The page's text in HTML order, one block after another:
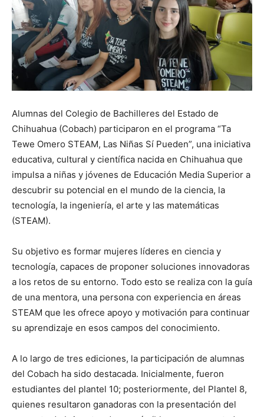
Alumnas del Colegio de Bachilleres del Estado de
Chihuahua (Cobach) participaron en el programa “Ta
Tewe Omero STEAM, Las Niñas Sí Pueden”, una iniciativa
educativa, cultural y científica nacida en Chihuahua que
impulsa a niñas y jóvenes de Educación Media Superior a
descubrir su potencial en el mundo de la ciencia, la
tecnología, la ingeniería, el arte y las matemáticas
(STEAM).
Su objetivo es formar mujeres líderes en ciencia y
tecnología, capaces de proponer soluciones innovadoras
a los retos de su entorno. Todo esto se realiza con la guía
de una mentora, una persona con experiencia en áreas
STEAM que les ofrece apoyo y motivación para continuar
su aprendizaje en esos campos del conocimiento.
A lo largo de tres ediciones, la participación de alumnas
del Cobach ha sido destacada. Inicialmente, fueron
estudiantes del plantel 10; posteriormente, del Plantel 8,
quienes resultaron ganadoras con la presentación del